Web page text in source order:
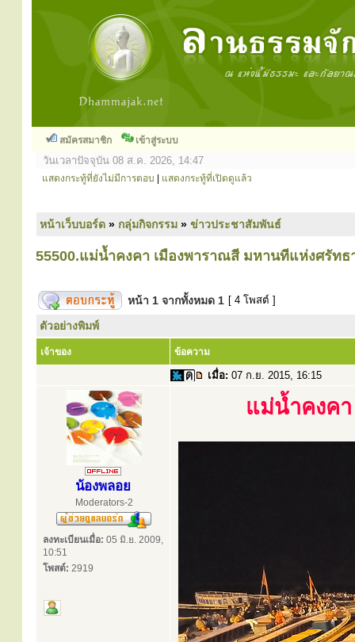
สมัครสมาชิก เข้าสู่ระบบ
วันเวลาปัจจุบัน 08 ส.ค. 2026, 14:47
แสดงกระทู้ที่ยังไม่มีการตอบ แสดงกระทู้ที่เปิดดูแล้ว
หน้าเว็บบอร์ด » กลุ่มกิจกรรม » ข่าวประชาสัมพันธ์
55500.แม่น้ำคงคา เมืองพาราณสี มหานทีแห่งศรัทธ
หน้า 1 จากทั้งหมด 1 [ 4 โพสต์ ]
ตัวอย่างพิมพ์
เจ้าของ ข้อความ
เมื่อ: 07 ก.ย. 2015, 16:15
น้องพลอย
Moderators-2
ลงทะเบียนเมื่อ: 05 มิ.ย. 2009,
10:51
โพสต์: 2919
แม่น้ำคงค